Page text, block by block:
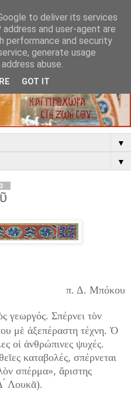
▼
▼
π. Δ. Μπόκου
γεωργός. Σπέρνει τὸν
μὲ ἀξεπέραστη τέχνη. Ὁ
οἱ ἀνθρώπινες ψυχές.
καταβολές, σπέρνεται
σπέρμα», ἄριστης
Λουκᾶ).
to deliver its services
and user-agent are
performance and security
generate usage
abuse.
GOT IT